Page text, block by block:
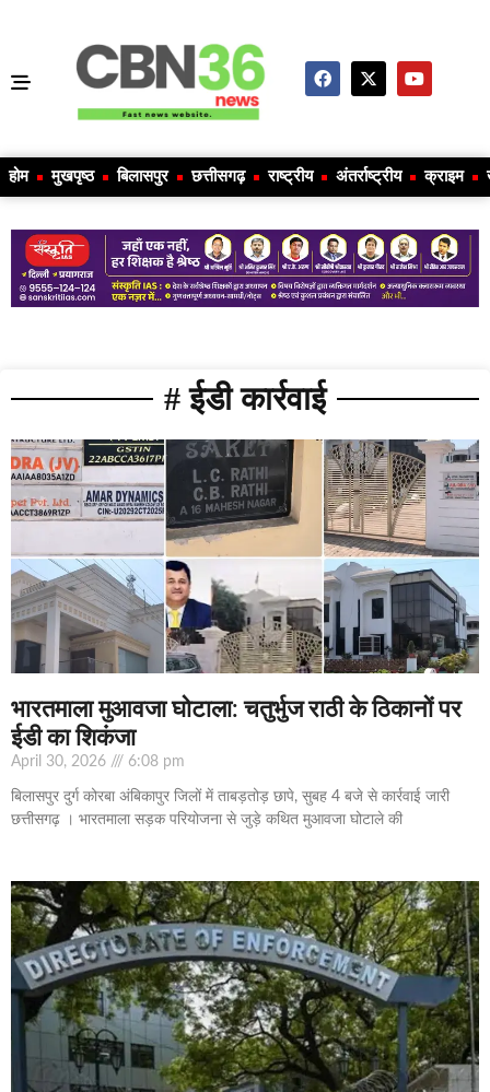
होम मुखपृष्ठ बिलासपुर छत्तीसगढ़ राष्ट्रीय अंतर्राष्ट्रीय क्राइम
# ईडी कार्रवाई
भारतमाला मुआवजा घोटाला: चतुर्भुज राठी के ठिकानों पर
ईडी का शिकंजा
April 30, 2026 6:08 pm
बिलासपुर दुर्ग कोरबा अंबिकापुर जिलों में ताबड़तोड़ छापे, सुबह 4 बजे से कार्रवाई जारी
छत्तीसगढ़ । भारतमाला सड़क परियोजना से जुड़े कथित मुआवजा घोटाले की